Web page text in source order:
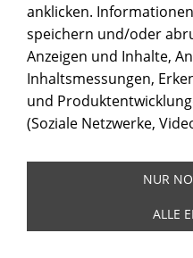
anklicken.
speichern und/oder
Anzeigen und Inhalte,
Inhaltsmessungen,
und
(Soziale Netzwerke,
NUR
ALLE